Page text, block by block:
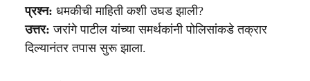
प्रश्न: धमकीची माहिती कशी उघड झाली?
उत्तर: जरांगे पाटील यांच्या समर्थकांनी पोलिसांकडे तक्रार
दिल्यानंतर तपास सुरू झाला.